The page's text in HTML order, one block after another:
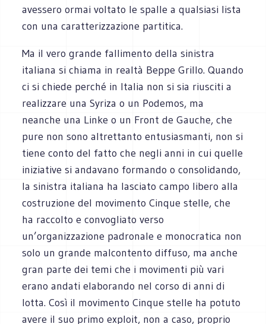
avessero ormai voltato le spalle a qualsiasi lista
con una caratterizzazione partitica.
Ma il vero grande fallimento della sinistra
italiana si chiama in realtà Beppe Grillo. Quando
ci si chiede perché in Italia non si sia riusciti a
realizzare una Syriza o un Podemos, ma
neanche una Linke o un Front de Gauche, che
pure non sono altrettanto entusiasmanti, non si
tiene conto del fatto che negli anni in cui quelle
iniziative si andavano formando o consolidando,
la sinistra italiana ha lasciato campo libero alla
costruzione del movimento Cinque stelle, che
ha raccolto e convogliato verso
un’organizzazione padronale e monocratica non
solo un grande malcontento diffuso, ma anche
gran parte dei temi che i movimenti più vari
erano andati elaborando nel corso di anni di
lotta. Così il movimento Cinque stelle ha potuto
avere il suo primo exploit, non a caso, proprio